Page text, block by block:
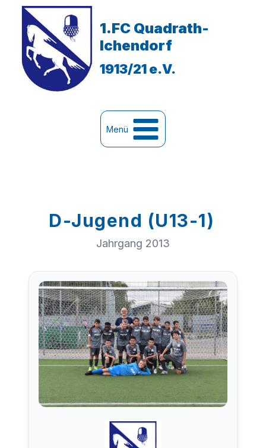
springen
1.FC Quadrath-
Ichendorf
1913/21 e.V.
Menü
D-Jugend (U13-1)
Jahrgang 2013